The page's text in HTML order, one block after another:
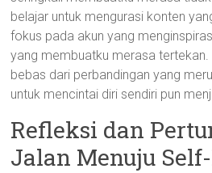
belajar untuk mengurasi konten
fokus pada akun yang
yang membuatku merasa tertekan.
bebas dari perbandingan yang
untuk mencintai diri sendiri pun
Refleksi dan
Jalan Menuju